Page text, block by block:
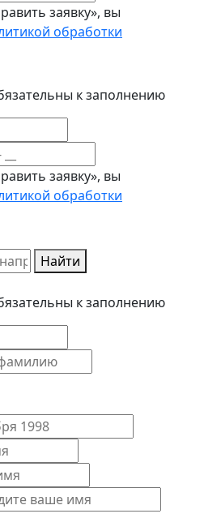
заявку», вы
обработки
к заполнению
заявку», вы
обработки
Найти
к заполнению